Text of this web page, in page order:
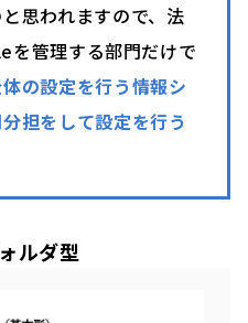
思われますので、法
を管理する部門だけで
の設定を行う情報シ
担をして設定を行う
ルダ型